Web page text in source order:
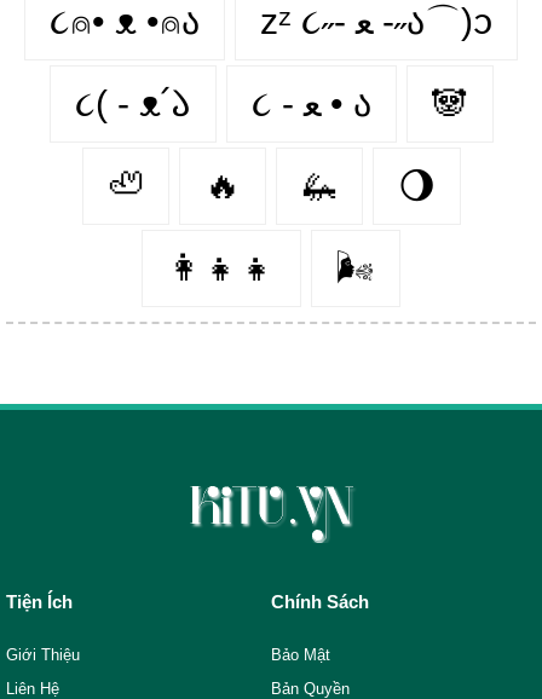
૮⍝• ᴥ •⍝ა zᶻ ૮˶- ﻌ -˶ა⌒)ᦱ
૮( - ᴥ՛𑁬 ૮ - ﻌ • ა 🐼
🦥 🔥 🦗 🌖
👩‍👧‍👧 🌬️
Tiện Ích
Giới Thiệu
Liên Hệ
Chính Sách
Bảo Mật
Bản Quyền